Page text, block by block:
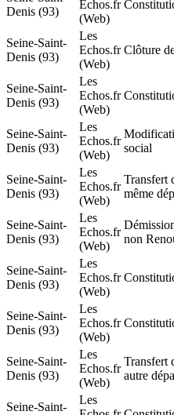
Denis (93)
Echos.fr
(Web)
Seine-Saint-
Denis (93)
Les
Echos.fr
(Web)
Clôture
Seine-Saint-
Denis (93)
Les
Echos.fr
(Web)
Seine-Saint-
Denis (93)
Les
Echos.fr
(Web)
social
Seine-Saint-
Denis (93)
Les
Echos.fr
(Web)
Transfert
même
Seine-Saint-
Denis (93)
Les
Echos.fr
(Web)
non
Seine-Saint-
Denis (93)
Les
Echos.fr
(Web)
Seine-Saint-
Denis (93)
Les
Echos.fr
(Web)
Seine-Saint-
Denis (93)
Les
Echos.fr
(Web)
Transfert
autre
Seine-Saint-
Les